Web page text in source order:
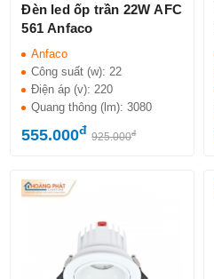
Đèn led ốp trần 22W AFC
561 Anfaco
Anfaco
Công suất (w): 22
Điện áp (v): 220
Quang thông (lm):3080
555.000đ 925.000đ